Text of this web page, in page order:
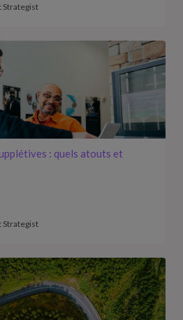
Strategist
: quels atouts et
Strategist